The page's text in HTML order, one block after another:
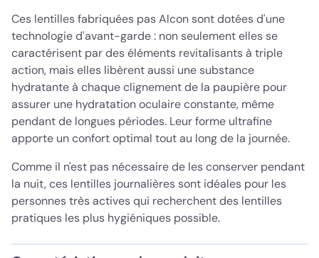
Ces lentilles fabriquées pas Alcon sont dotées d'une
technologie d'avant-garde : non seulement elles se
caractérisent par des éléments revitalisants à triple
action, mais elles libèrent aussi une substance
hydratante à chaque clignement de la paupière pour
assurer une hydratation oculaire constante, même
pendant de longues périodes. Leur forme ultrafine
apporte un confort optimal tout au long de la journée.
Comme il n'est pas nécessaire de les conserver pendant
la nuit, ces lentilles journalières sont idéales pour les
personnes très actives qui recherchent des lentilles
pratiques les plus hygiéniques possible.